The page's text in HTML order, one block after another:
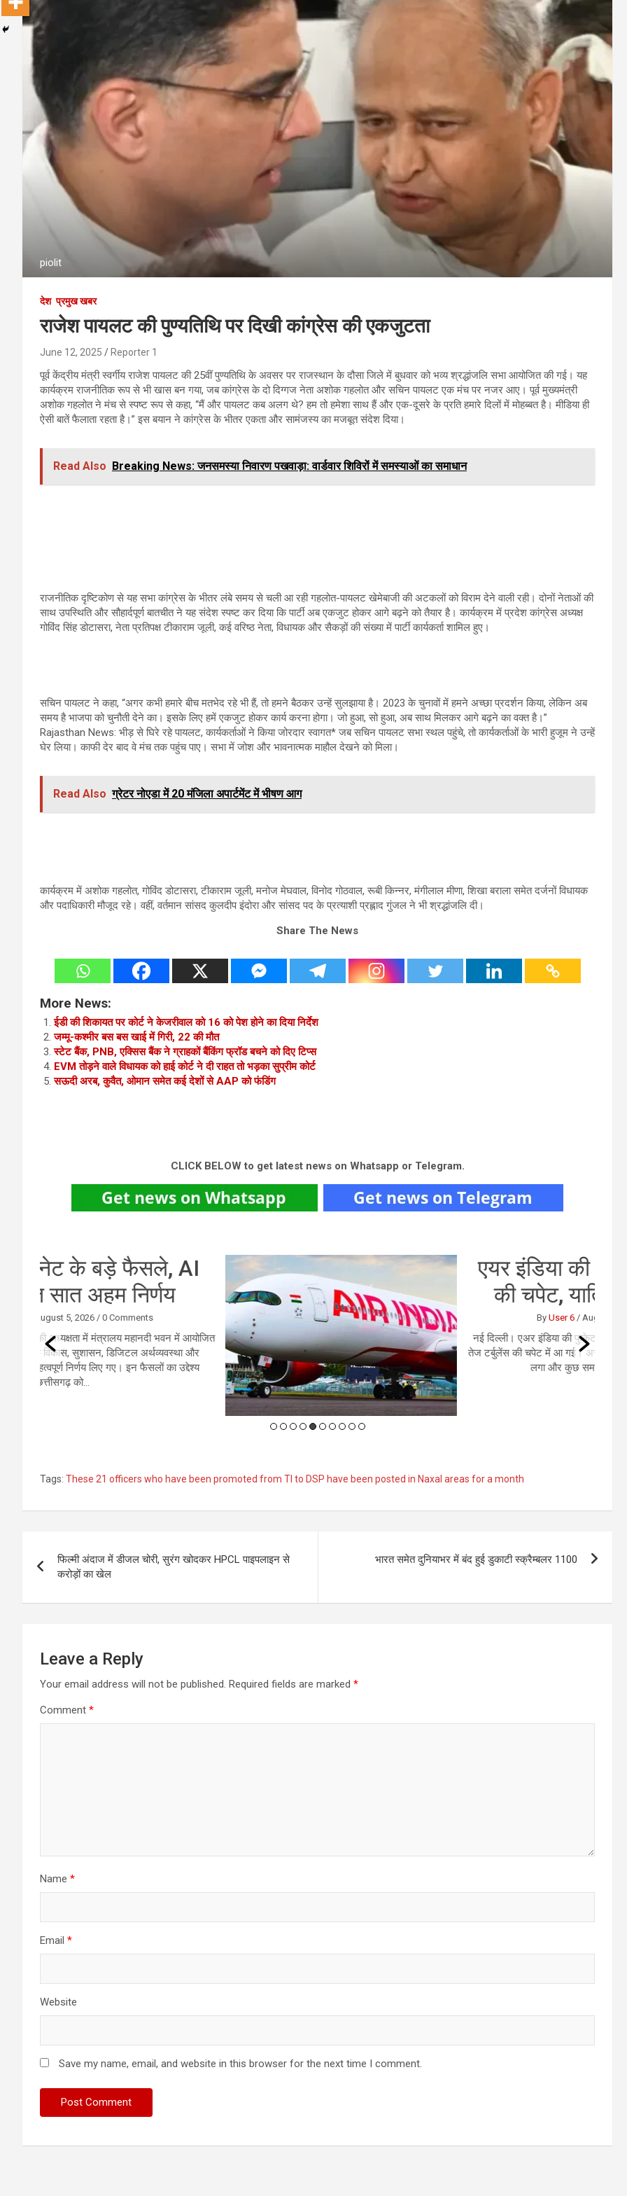
piolit
देश प्रमुख खबर
राजेश पायलट की पुण्यतिथि पर दिखी कांग्रेस की एकजुटता
June 12, 2025 Reporter 1
पूर्व केंद्रीय मंत्री स्वर्गीय राजेश पायलट की 25वीं पुण्यतिथि के अवसर पर राजस्थान के दौसा जिले में बुधवार को भव्य श्रद्धांजलि सभा आयोजित की गई। यह
कार्यक्रम राजनीतिक रूप से भी खास बन गया, जब कांग्रेस के दो दिग्गज नेता अशोक गहलोत और सचिन पायलट एक मंच पर नजर आए। पूर्व मुख्यमंत्री
अशोक गहलोत ने मंच से स्पष्ट रूप से कहा, “मैं और पायलट कब अलग थे? हम तो हमेशा साथ हैं और एक-दूसरे के प्रति हमारे दिलों में मोहब्बत है। मीडिया ही
ऐसी बातें फैलाता रहता है।” इस बयान ने कांग्रेस के भीतर एकता और सामंजस्य का मजबूत संदेश दिया।
Read Also Breaking News: जनसमस्या निवारण पखवाड़ा: वार्डवार शिविरों में समस्याओं का समाधान
राजनीतिक दृष्टिकोण से यह सभा कांग्रेस के भीतर लंबे समय से चली आ रही गहलोत-पायलट खेमेबाजी की अटकलों को विराम देने वाली रही। दोनों नेताओं की
साथ उपस्थिति और सौहार्दपूर्ण बातचीत ने यह संदेश स्पष्ट कर दिया कि पार्टी अब एकजुट होकर आगे बढ़ने को तैयार है। कार्यक्रम में प्रदेश कांग्रेस अध्यक्ष
गोविंद सिंह डोटासरा, नेता प्रतिपक्ष टीकाराम जूली, कई वरिष्ठ नेता, विधायक और सैकड़ों की संख्या में पार्टी कार्यकर्ता शामिल हुए।
सचिन पायलट ने कहा, “अगर कभी हमारे बीच मतभेद रहे भी हैं, तो हमने बैठकर उन्हें सुलझाया है। 2023 के चुनावों में हमने अच्छा प्रदर्शन किया, लेकिन अब
समय है भाजपा को चुनौती देने का। इसके लिए हमें एकजुट होकर कार्य करना होगा। जो हुआ, सो हुआ, अब साथ मिलकर आगे बढ़ने का वक्त है।”
Rajasthan News: भीड़ से घिरे रहे पायलट, कार्यकर्ताओं ने किया जोरदार स्वागत* जब सचिन पायलट सभा स्थल पहुंचे, तो कार्यकर्ताओं के भारी हुजूम ने उन्हें
घेर लिया। काफी देर बाद वे मंच तक पहुंच पाए। सभा में जोश और भावनात्मक माहौल देखने को मिला।
Read Also ग्रेटर नोएडा में 20 मंजिला अपार्टमेंट में भीषण आग
कार्यक्रम में अशोक गहलोत, गोविंद डोटासरा, टीकाराम जूली, मनोज मेघवाल, विनोद गोठवाल, रूबी किन्नर, मंगीलाल मीणा, शिखा बराला समेत दर्जनों विधायक
और पदाधिकारी मौजूद रहे। वहीं, वर्तमान सांसद कुलदीप इंदोरा और सांसद पद के प्रत्याशी प्रह्लाद गुंजल ने भी श्रद्धांजलि दी।
Share The News
More News:
ईडी की शिकायत पर कोर्ट ने केजरीवाल को 16 को पेश होने का दिया निर्देश
जम्मू-कश्मीर बस बस खाई में गिरी, 22 की मौत
स्टेट बैंक, PNB, एक्सिस बैंक ने ग्राहकों बैंकिंग फ्रॉड बचने को दिए टिप्स
EVM तोड़ने वाले विधायक को हाई कोर्ट ने दी राहत तो भड़का सुप्रीम कोर्ट
सऊदी अरब, कुवैत, ओमान समेत कई देशों से AAP को फंडिंग
CLICK BELOW to get latest news on Whatsapp or Telegram.
एयर इंडिया की फ्लाइट में तेज टर्बुलेंस
की चपेट, यात्रियों में मचा हड़कंप
ByUser 6/August 4, 2026/
नई दिल्ली। एअर इंडिया की फुकेट से दिल्ली आ रही फ्लाइट AI2379 मंगलवार को
तेज टर्बुलेंस की चपेट में आ गई। अचानक तेज झटकों के कारण विमान कई बार हिलने
लगा और कुछ समय के लिए नीचे की ओर आया।...
Tags: These 21 officers who have been promoted from TI to DSP have been posted in Naxal areas for a month
navigation
फिल्मी अंदाज में डीजल चोरी, सुरंग खोदकर HPCL पाइपलाइन से
करोड़ों का खेल
भारत समेत दुनियाभर में बंद हुई डुकाटी स्क्रैम्बलर 1100
Leave a Reply
Your email address will not be published. Required fields are marked *
Comment *
Name *
Email *
Website
Save my name, email, and website in this browser for the next time I comment.